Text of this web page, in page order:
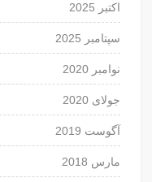
اکتبر 2025
سپتامبر 2025
نوامبر 2020
جولای 2020
آگوست 2019
مارس 2018